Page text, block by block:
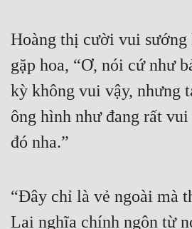
Học Đường
Khoa Huyễn
Khoa Huyễn Không Gian
Kinh Dị
Kiếm Hiệp
Kỳ Ảo
Hoàng thị cười vui
gặp hoa, “Ơ, nói cứ như
kỳ không vui vậy, nhưng
ông hình như đang rất
đó nha.”
“Đây chỉ là vẻ ngoài mà
Lai nghĩa chính ngôn từ